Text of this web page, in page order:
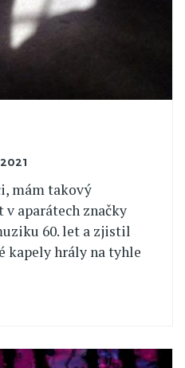
mám takový
v aparátech značky
60. let a zjistil
kapely hrály na tyhle